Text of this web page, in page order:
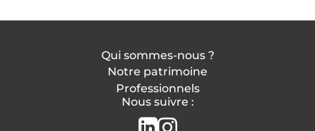
Qui sommes-nous ?
Notre patrimoine
Professionnels
Nous suivre :